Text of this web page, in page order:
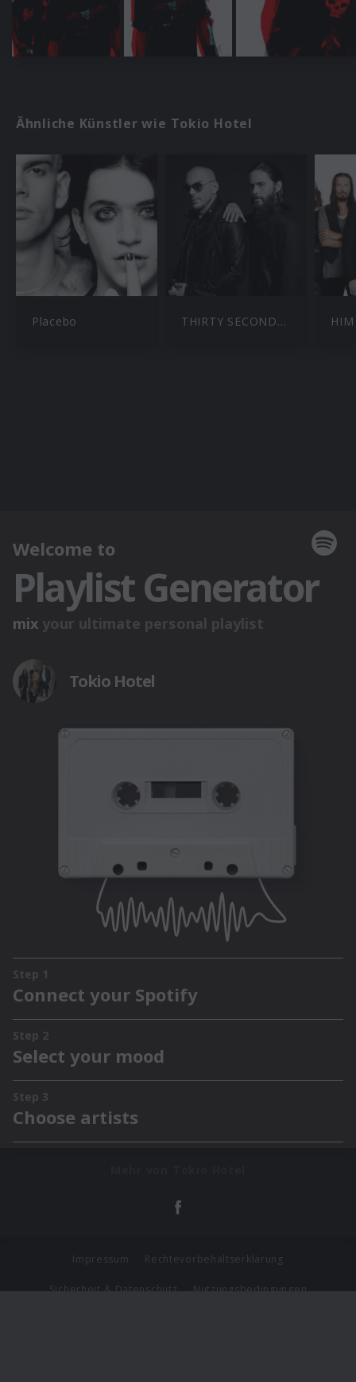
Ähnliche Künstler wie Tokio Hotel
Placebo THIRTY SECONDS TO MARS HIM
Impressum Rechtevorbehaltserklärung
Sicherheit & Datenschutz Nutzungsbedingungen